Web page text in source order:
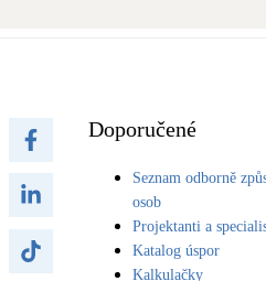
Doporučené
Seznam odborně
osob
Projektanti a
Katalog úspor
Kalkulačky